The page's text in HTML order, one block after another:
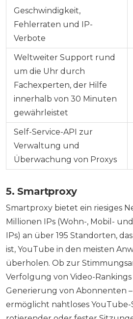
Geschwindigkeit,
Fehlerraten und IP-
Verbote
Weltweiter Support rund
um die Uhr durch
Fachexperten, der Hilfe
innerhalb von 30 Minuten
gewährleistet
Self-Service-API zur
Verwaltung und
Überwachung von Proxys
5. Smartproxy
Smartproxy bietet ein riesiges
Millionen IPs (Wohn-, Mobil-
IPs) an über 195 Standorten,
ist, YouTube in den meisten
überholen. Ob zur
Verfolgung von Video-
Generierung von Abonnenten
ermöglicht nahtloses